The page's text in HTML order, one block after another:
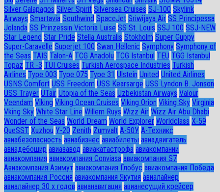
Silver Galapagos Silver Spirit Silversea Cruises SJ-100 Skylink
Airways Smartavia Southwind SpaceJet Sriwijaya Air SS Principessa
Jolanda SS Prinzessin Victoria Luise SS St. Louis SSJ 100 SSJ-NEW
Star Legend Star Pride Stella Australis Stokholm Super Guppy
Super-Caravelle Superjet 100 Swan Hellenic Symphony Symphony of
the Seas TAIS Talon-A TCG Anadolu TCG Istanbul TEU TGG Istanbul
Topaz TR -3 TUI Cruises Turkish Aerospace Industries Turkish
Airlines Type 003 Type 075 Type 31 Ulstein United United Airlines
USNS Comfort USS Freedom USS Kearsarge USS Lyndon B. Jonson
USS Trayer UTair Utopia of the Seas Uzbekistan Airways Valour
Veendam Viking Viking Ocean Cruises Viking Orion Viking Sky Virginia
Vking Sky White Star Line Willem Ruys Wizz Air Wizz Air Abu Dhabi
Wonder of the Seas World Dream World Explorer Worldclass X-59
QueSST Xuzhou Y-20 Zenith Zumvalt А-50У А-Техникс
авиабезопасность авиабизнес авиабилеты авиадвигатель
авиадебошир авиазавод авиакатастрофа авиакомпании
авиакомпания авиакомпания Conviasa авиакомпания S7
Авиакомпания Азимут авиакомпания Глобус авиакомпания Победа
авиакомпания Россия авиакомпания Якутия авиалайнер
авиалайнер 30 х годов авианавигация авианесущий крейсер